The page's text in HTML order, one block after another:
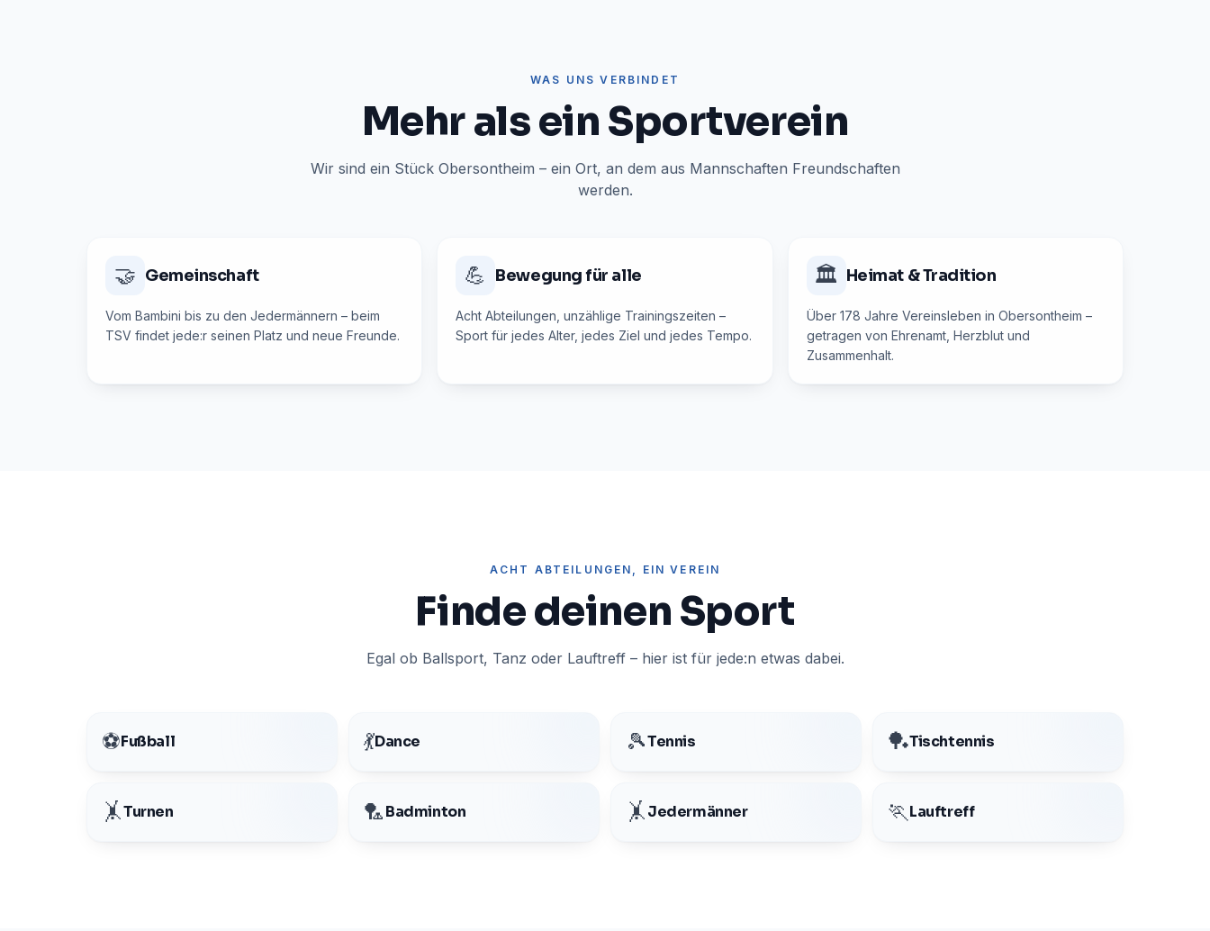
WAS UNS VERBINDET
Mehr als ein Sportverein
Wir sind ein Stück Obersontheim – ein Ort, an dem aus Mannschaften Freundschaften
werden.
🤝 Gemeinschaft
Vom Bambini bis zu den Jedermännern – beim
TSV findet jede:r seinen Platz und neue Freunde.
💪 Bewegung für alle
Acht Abteilungen, unzählige Trainingszeiten –
Sport für jedes Alter, jedes Ziel und jedes Tempo.
🏛️ Heimat & Tradition
Über 178 Jahre Vereinsleben in Obersontheim –
getragen von Ehrenamt, Herzblut und
Zusammenhalt.
ACHT ABTEILUNGEN, EIN VEREIN
Finde deinen Sport
Egal ob Ballsport, Tanz oder Lauftreff – hier ist für jede:n etwas dabei.
⚽Fußball 💃Dance 🎾Tennis 🏓Tischtennis
🤸Turnen 🏸Badminton 🤸Jedermänner 🏃Lauftreff